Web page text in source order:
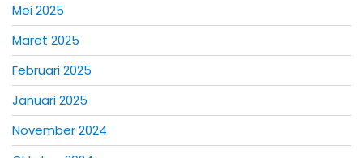
Mei 2025
Maret 2025
Februari 2025
Januari 2025
November 2024